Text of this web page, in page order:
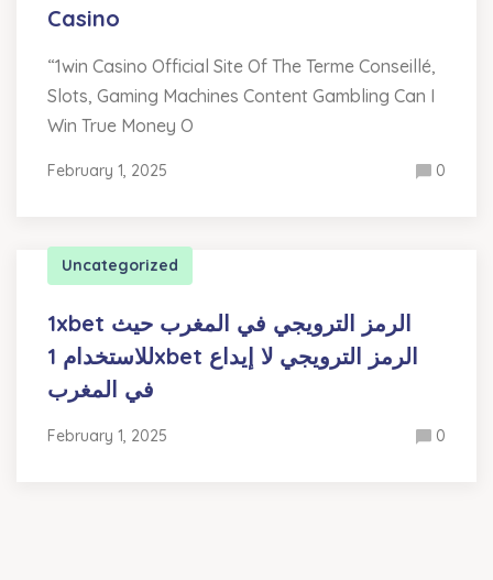
Casino
“1win Casino Official Site Of The Terme Conseillé,
Slots, Gaming Machines Content Gambling Can I
Win True Money O
February 1, 2025 0
Uncategorized
1xbet الرمز الترويجي في المغرب حيث
للاستخدام 1xbet الرمز الترويجي لا إيداع
في المغرب
February 1, 2025 0